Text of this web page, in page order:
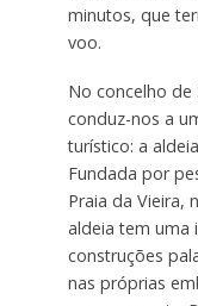
minutos, que
voo.
No concelho
conduz-nos a
turístico: a
Fundada por
Praia da Vieira,
aldeia tem uma
construções
nas próprias